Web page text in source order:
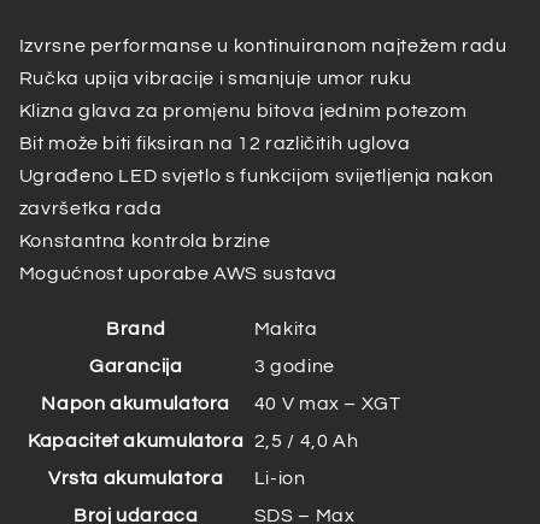
Izvrsne performanse u kontinuiranom najtežem radu
Ručka upija vibracije i smanjuje umor ruku
Klizna glava za promjenu bitova jednim potezom
Bit može biti fiksiran na 12 različitih uglova
Ugrađeno LED svjetlo s funkcijom svijetljenja nakon
završetka rada
Konstantna kontrola brzine
Mogućnost uporabe AWS sustava
Brand
Makita
Garancija
3 godine
Napon akumulatora
40 V max – XGT
Kapacitet akumulatora 2,5 / 4,0 Ah
Vrsta akumulatora
Li-ion
Broj udaraca
SDS – Max